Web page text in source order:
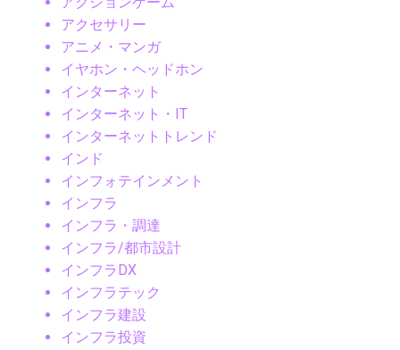
アクセサリー
アニメ・マンガ
イヤホン・ヘッドホン
インターネット
インターネット・IT
インターネットトレンド
インド
インフォテインメント
インフラ
インフラ・調達
インフラ/都市設計
インフラDX
インフラテック
インフラ建設
インフラ投資